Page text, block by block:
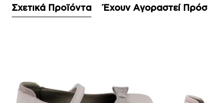
Σχετικά Προϊόντα Έχουν Αγοραστεί